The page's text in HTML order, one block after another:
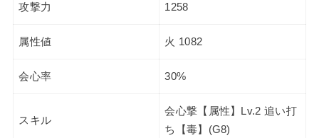
攻撃力 1258
属性値 火 1082
会心率 30%
スキル
会心撃【属性】Lv.2 追い打
ち【毒】(G8)